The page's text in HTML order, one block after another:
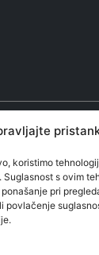
koristimo
s ovim
pri
povlačenje
podacima